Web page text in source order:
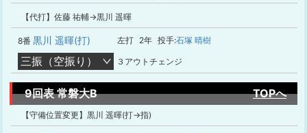
【代打】佐藤 祐輔→黒川 遥暉
8番 黒川 遥暉(打) 左打 2年 投手:石塚 晴樹
三振（空振り） ３アウトチェンジ
9回表 常磐大B TOPへ
【守備位置変更】黒川 遥暉(打→指)